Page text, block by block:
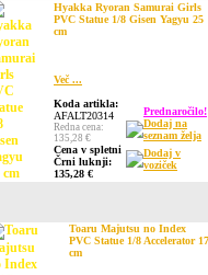
Hyakka Ryoran Samurai Girls
PVC Statue 1/8 Gisen Yagyu 25
cm
Več ...
Koda artikla:
AFALT20314
Redna cena:
135,28 €
Cena v spletni
Črni luknji:
135,28 €
Prednaročilo!
Dodaj na
seznam želja
Dodaj v
voziček
Toaru Majutsu no Index
PVC Statue 1/8 Accelerator 17
cm